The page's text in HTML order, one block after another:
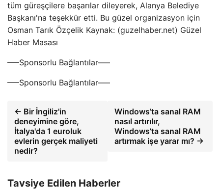
tüm güreşçilere başarılar dileyerek, Alanya Belediye
Başkanı'na teşekkür etti. Bu güzel organizasyon için
Osman Tarık Özçelik Kaynak: (guzelhaber.net) Güzel
Haber Masası
—–Sponsorlu Bağlantılar—–
—–Sponsorlu Bağlantılar—–
← Bir İngiliz'in
deneyimine göre,
İtalya'da 1 euroluk
evlerin gerçek maliyeti
nedir?
Windows’ta sanal RAM
nasıl artırılır,
Windows’ta sanal RAM
artırmak işe yarar mı? →
Tavsiye Edilen Haberler